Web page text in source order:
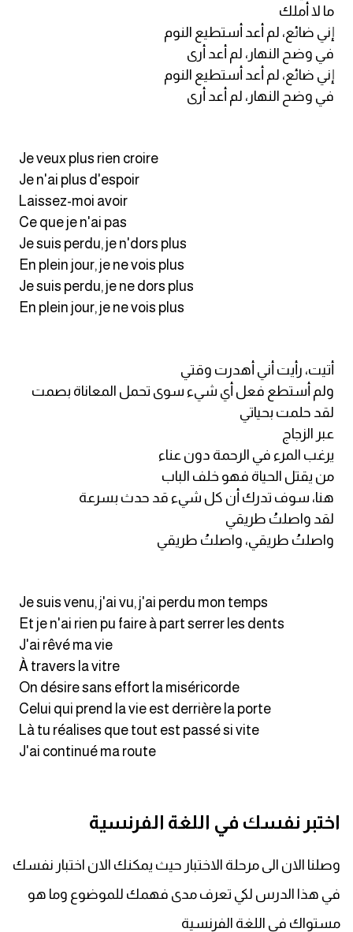
ما لا أملك
إني ضائع، لم أعد أستطيع النوم
في وضح النهار، لم أعد أرى
إني ضائع، لم أعد أستطيع النوم
في وضح النهار، لم أعد أرى
Je veux plus rien croire
Je n'ai plus d'espoir
Laissez-moi avoir
Ce que je n'ai pas
Je suis perdu, je n'dors plus
En plein jour, je ne vois plus
Je suis perdu, je ne dors plus
En plein jour, je ne vois plus
أتيت، رأيت أني أهدرت وقتي
ولم أستطع فعل أي شيء سوى تحمل المعاناة بصمت
لقد حلمت بحياتي
عبر الزجاج
يرغب المرء في الرحمة دون عناء
من يقتل الحياة فهو خلف الباب
هنا، سوف تدرك أن كل شيء قد حدث بسرعة
لقد واصلتُ طريقي
واصلتُ طريقي، واصلتُ طريقي
Je suis venu, j'ai vu, j'ai perdu mon temps
Et je n'ai rien pu faire à part serrer les dents
J'ai rêvé ma vie
À travers la vitre
On désire sans effort la miséricorde
Celui qui prend la vie est derrière la porte
Là tu réalises que tout est passé si vite
J'ai continué ma route
اختبر نفسك في اللغة الفرنسية
وصلنا الان الى مرحلة الاختبار حيث يمكنك الان اختبار نفسك
في هذا الدرس لكي تعرف مدى فهمك للموضوع وما هو
مستواك في اللغة الفرنسية